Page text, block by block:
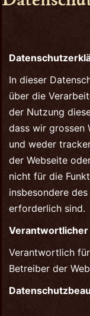
In dieser
über die
der Nutzung
dass wir grossen
und weder
der Webseite
nicht für die
insbesondere
erforderlich sind.
Verantwortlicher
Verantwortlich
Betreiber der